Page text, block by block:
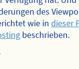
des
wie indieser
beschrieben.